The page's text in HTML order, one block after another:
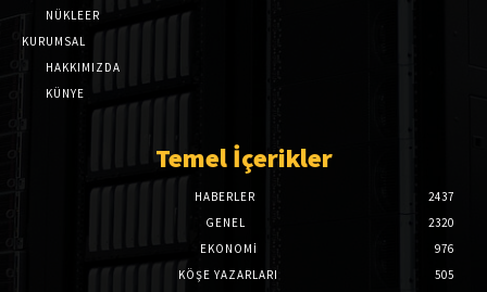
NÜKLEER
KURUMSAL
HAKKIMIZDA
KÜNYE
Temel İçerikler
HABERLER
2437
GENEL
2320
EKONOMI
976
KÖŞE YAZARLARI
505